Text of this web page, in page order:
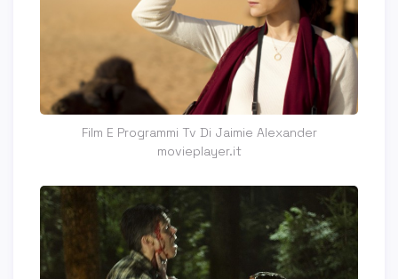
Film E Programmi Tv Di Jaimie Alexander
movieplayer.it